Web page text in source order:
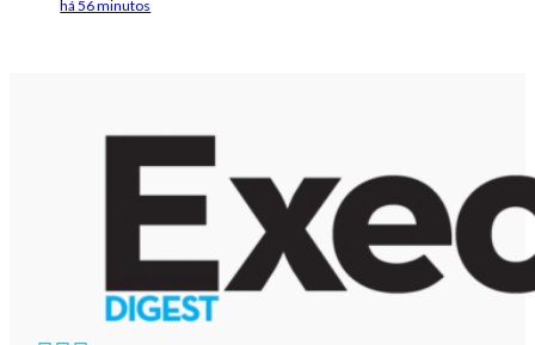
há 56 minutos